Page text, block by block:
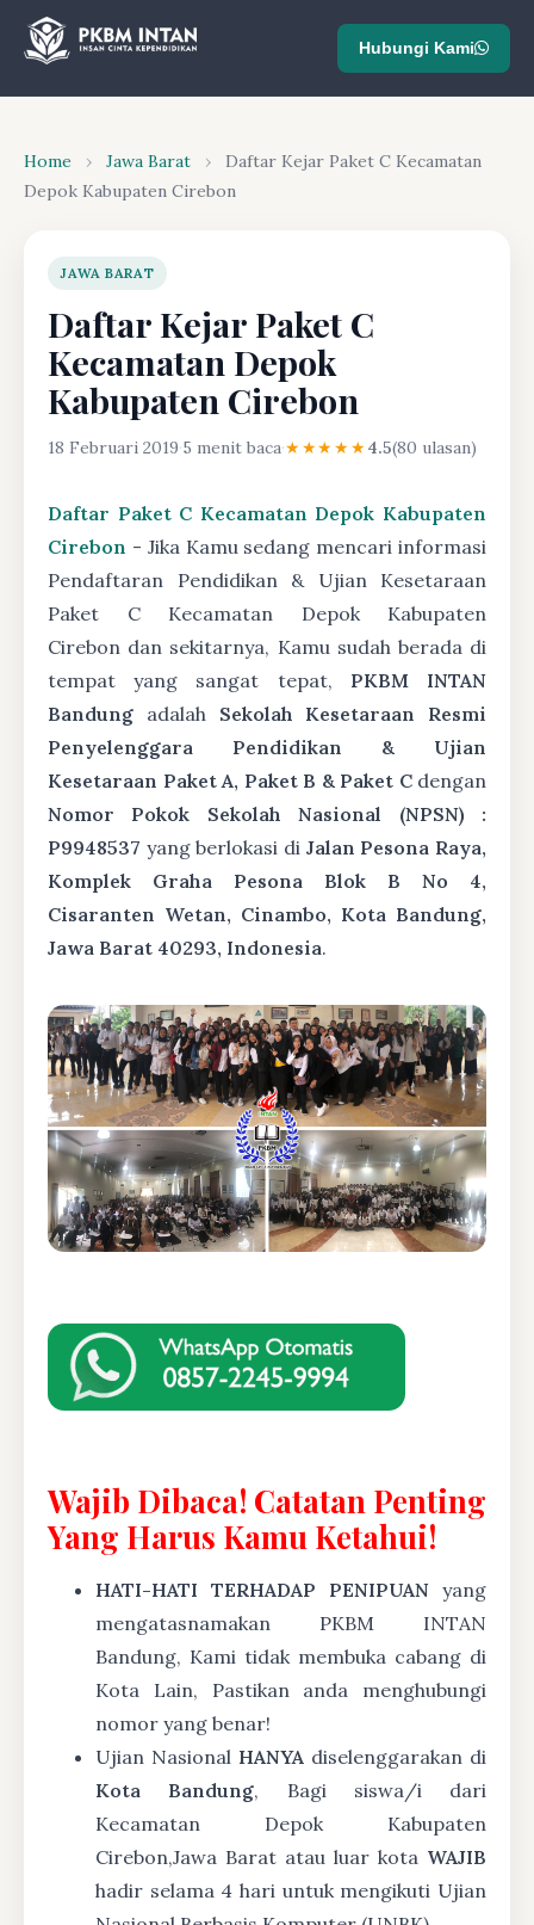
Hubungi Kami
Home › Jawa Barat ›
Daftar Kejar Paket C Kecamatan
Depok Kabupaten Cirebon
JAWA BARAT
Daftar Kejar Paket C
Kecamatan Depok
Kabupaten Cirebon
18 Februari 2019·5 menit baca·★★★★★4.5(80 ulasan)
Daftar Paket C Kecamatan Depok Kabupaten
Cirebon - Jika Kamu sedang mencari informasi
Pendaftaran Pendidikan & Ujian Kesetaraan
Paket C Kecamatan Depok Kabupaten
Cirebon dan sekitarnya, Kamu sudah berada di
tempat yang sangat tepat, PKBM INTAN
Bandung adalah Sekolah Kesetaraan Resmi
Penyelenggara Pendidikan & Ujian
Kesetaraan Paket A, Paket B & Paket Cdengan
Nomor Pokok Sekolah Nasional (NPSN) :
P9948537 yang berlokasi di Jalan Pesona Raya,
Komplek Graha Pesona Blok B No 4,
Cisaranten Wetan, Cinambo, Kota Bandung,
Jawa Barat 40293, Indonesia.
Wajib Dibaca! Catatan Penting
Yang Harus Kamu Ketahui!
HATI-HATI TERHADAP PENIPUAN yang
mengatasnamakan PKBM INTAN
Bandung, Kami tidak membuka cabang di
Kota Lain, Pastikan anda menghubungi
nomor yang benar!
Ujian Nasional HANYA diselenggarakan di
Kota Bandung, Bagi siswa/i dari
Kecamatan Depok Kabupaten
Cirebon,Jawa Barat atau luar kota WAJIB
hadir selama 4 hari untuk mengikuti Ujian